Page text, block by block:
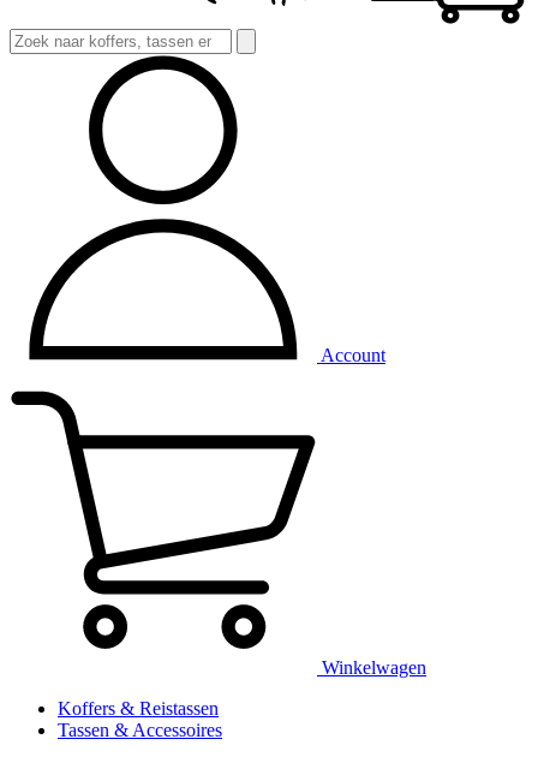
Account
Winkelwagen
Koffers & Reistassen
Tassen & Accessoires